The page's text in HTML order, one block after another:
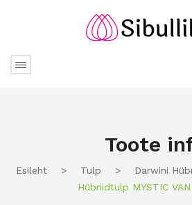
Toote
Esileht > Tulp > Darwini
Hübriidtulp MYSTIC